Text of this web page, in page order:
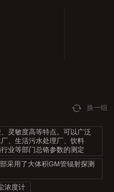
换一组
灵敏度高等特点。可以广泛
、生活污水处理厂、饮料
业等部门总铬参数的测定
采用了大体积GM管辐射探测
浓度计